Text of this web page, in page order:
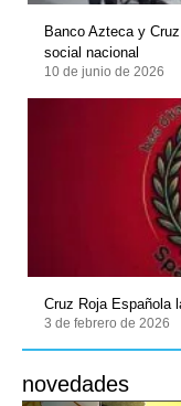
Banco Azteca y
social nacional
10 de junio de 2026
Cruz Roja Española
3 de febrero de 2026
novedades